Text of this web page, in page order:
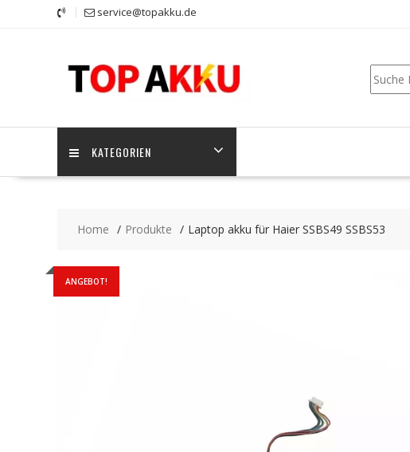
service@topakku.de
Suchen
KATEGORIEN
Home Produkte Laptop akku für Haier SSBS49 SSBS53
ANGEBOT!